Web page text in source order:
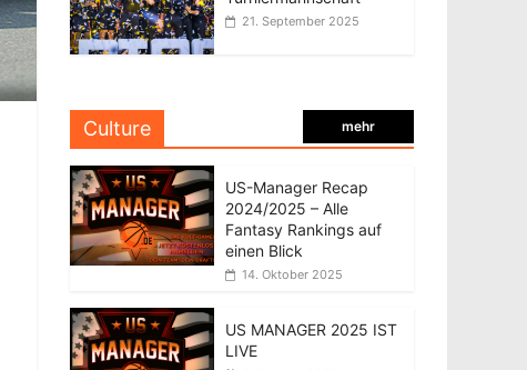
21. September 2025
Culture mehr
US-Manager Recap
2024/2025 – Alle
Fantasy Rankings auf
einen Blick
14. Oktober 2025
US MANAGER 2025 IST
LIVE